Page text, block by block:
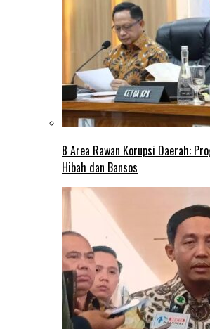
8 Area Rawan Korupsi Daerah:
Hibah dan Bansos